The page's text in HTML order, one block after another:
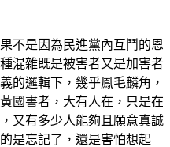
不是因為民進黨內互鬥的恩
混雜既是被害者又是加害者
的邏輯下，幾乎鳳毛麟角，
國書者，大有人在，只是在
又有多少人能夠且願意真誠
是忘記了，還是害怕想起